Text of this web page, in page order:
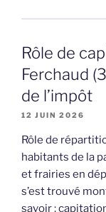
Rôle de
Ferchaud
de l’impôt
12 JUIN 2026
Rôle de
habitants de la
et frairies en
s’est trouvé
savoir :